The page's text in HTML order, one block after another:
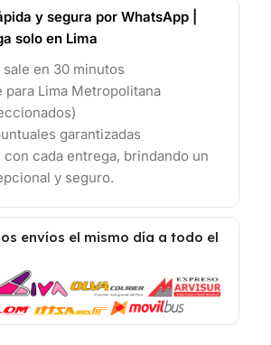
y segura por WhatsApp |
solo en Lima
en 30 minutos
para Lima Metropolitana
garantizadas
con cada entrega, brindando un
y seguro.
envíos el mismo día a todo el